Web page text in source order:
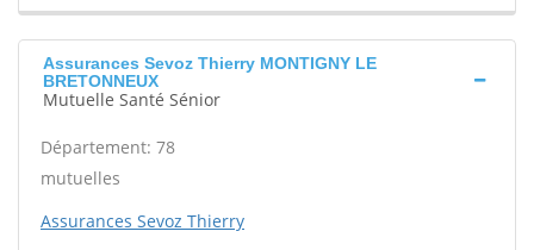
Assurances Sevoz Thierry MONTIGNY LE
BRETONNEUX
Mutuelle Santé Sénior
Département: 78
mutuelles
Assurances Sevoz Thierry